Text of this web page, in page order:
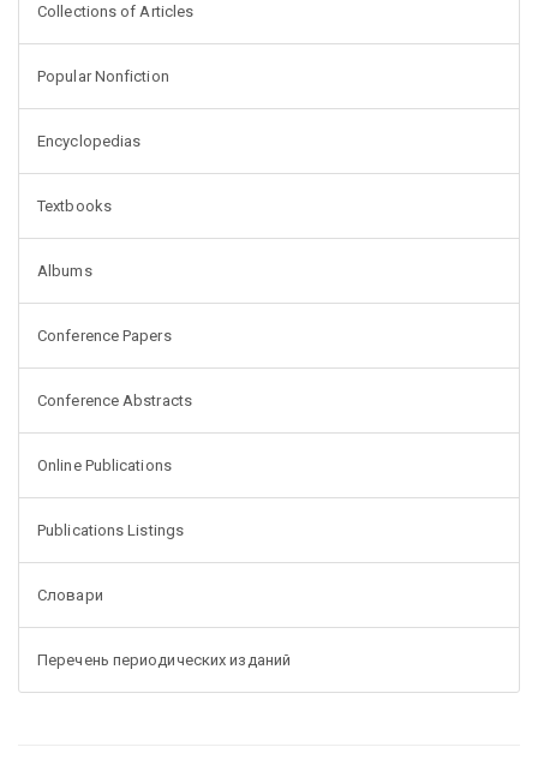
Collections of Articles
Popular Nonfiction
Encyclopedias
Textbooks
Albums
Conference Papers
Conference Abstracts
Online Publications
Publications Listings
Словари
Перечень периодических изданий